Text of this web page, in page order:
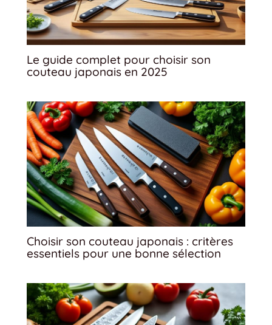
Le guide complet pour choisir son
couteau japonais en 2025
Choisir son couteau japonais : critères
essentiels pour une bonne sélection